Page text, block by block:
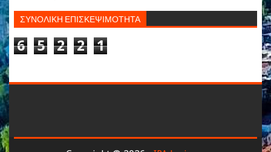
ΣΥΝΟΛΙΚΗ ΕΠΙΣΚΕΨΙΜΟΤΗΤΑ
6 5 2 2 1